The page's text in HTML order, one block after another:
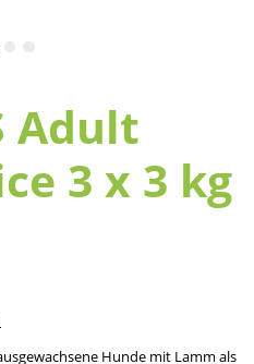
Adult
3 x 3 kg
Hunde mit Lamm als